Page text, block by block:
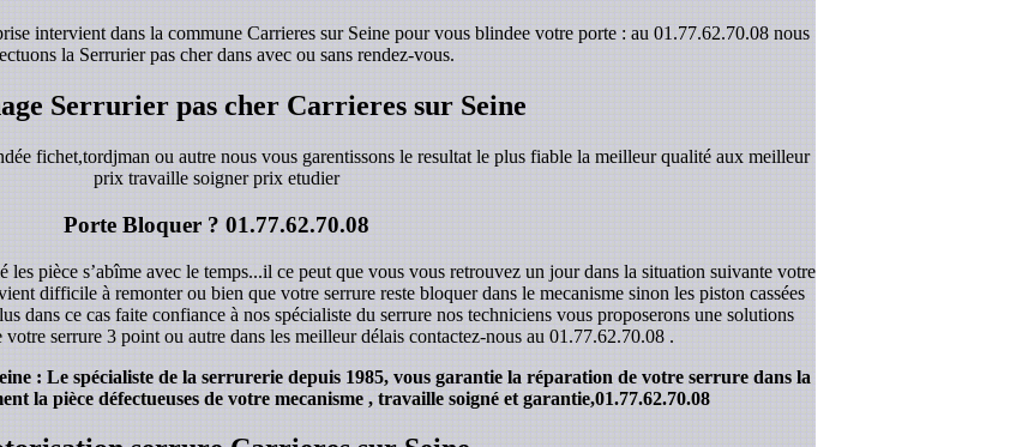
intervient dans la commune Carrieres sur Seine pour vous blindee votre porte : au 01.77.62.70.08 nous
la Serrurier pas cher dans avec ou sans rendez-vous.
Serrurier pas cher Carrieres sur Seine
fichet,tordjman ou autre nous vous garentissons le resultat le plus fiable la meilleur qualité aux meilleur
prix travaille soigner prix etudier
Porte Bloquer ?01.77.62.70.08
pièce s’abîme avec le temps...il ce peut que vous vous retrouvez un jour dans la situation suivante votre
difficile à remonter ou bien que votre serrure reste bloquer dans le mecanisme sinon les piston cassées
dans ce cas faite confiance à nos spécialiste du serrure nos techniciens vous proposerons une solutions
votre serrure 3 point ou autre dans les meilleur délais contactez-nous au01.77.62.70.08.
: Le spécialiste de la serrurerie depuis 1985, vous garantie la réparation de votre serrure dans la
la pièce défectueuses de votre mecanisme , travaille soigné et garantie,01.77.62.70.08